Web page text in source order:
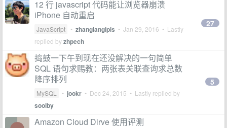
12 行 javascript 代码能让浏览器崩溃
iPhone 自动重启
JavaScript • zhanglangipis • Jan 29, 2016 • Lastly
replied byzhpech
27
捣鼓一下午到现在还没解决的一句简单
SQL 语句求赐教：两张表关联查询求总数
降序排列
MySQL • jookr • Dec 24, 2015 • Lastly replied by
soolby
5
Amazon Cloud Dirve 使用评测